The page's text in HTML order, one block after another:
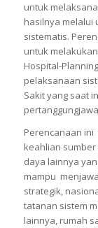
untuk
hasilnya melalui
sistematis.
untuk
Hospital-
pelaksanaan
Sakit yang saat
Perencanaan
keahlian
daya lainnya
mampu
strategik,
tatanan sistem
lainnya, rumah